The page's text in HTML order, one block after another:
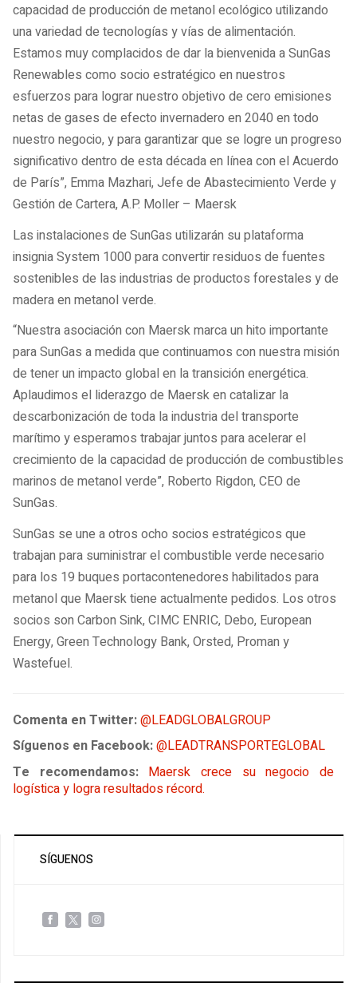
capacidad de producción de metanol ecológico utilizando
una variedad de tecnologías y vías de alimentación.
Estamos muy complacidos de dar la bienvenida a SunGas
Renewables como socio estratégico en nuestros
esfuerzos para lograr nuestro objetivo de cero emisiones
netas de gases de efecto invernadero en 2040 en todo
nuestro negocio, y para garantizar que se logre un progreso
significativo dentro de esta década en línea con el Acuerdo
de París”, Emma Mazhari, Jefe de Abastecimiento Verde y
Gestión de Cartera, A.P. Moller – Maersk
Las instalaciones de SunGas utilizarán su plataforma
insignia System 1000 para convertir residuos de fuentes
sostenibles de las industrias de productos forestales y de
madera en metanol verde.
“Nuestra asociación con Maersk marca un hito importante
para SunGas a medida que continuamos con nuestra misión
de tener un impacto global en la transición energética.
Aplaudimos el liderazgo de Maersk en catalizar la
descarbonización de toda la industria del transporte
marítimo y esperamos trabajar juntos para acelerar el
crecimiento de la capacidad de producción de combustibles
marinos de metanol verde”, Roberto Rigdon, CEO de
SunGas.
SunGas se une a otros ocho socios estratégicos que
trabajan para suministrar el combustible verde necesario
para los 19 buques portacontenedores habilitados para
metanol que Maersk tiene actualmente pedidos. Los otros
socios son Carbon Sink, CIMC ENRIC, Debo, European
Energy, Green Technology Bank, Orsted, Proman y
Wastefuel.
Comenta en Twitter:@LEADGLOBALGROUP
Síguenos en Facebook:@LEADTRANSPORTEGLOBAL
Te recomendamos: Maersk crece su negocio de
logística y logra resultados récord.
SÍGUENOS